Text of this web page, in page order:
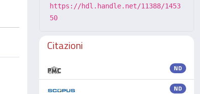
https://hdl.handle.net/11388/1453
50
Citazioni
ND
ND